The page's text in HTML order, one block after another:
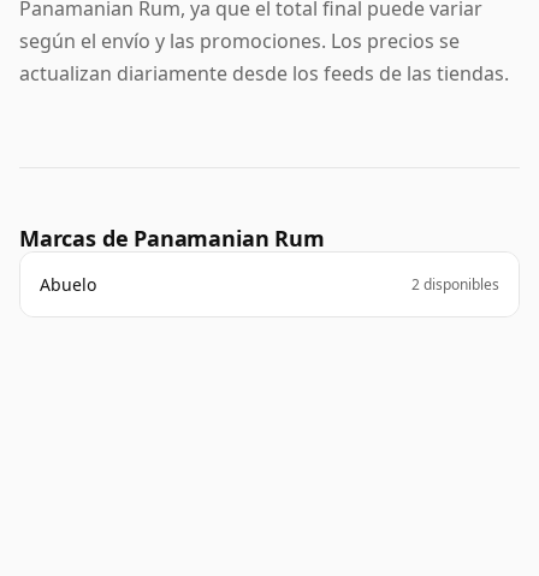
Panamanian Rum, ya que el total final puede variar
según el envío y las promociones. Los precios se
actualizan diariamente desde los feeds de las tiendas.
Marcas de Panamanian Rum
Abuelo 2 disponibles